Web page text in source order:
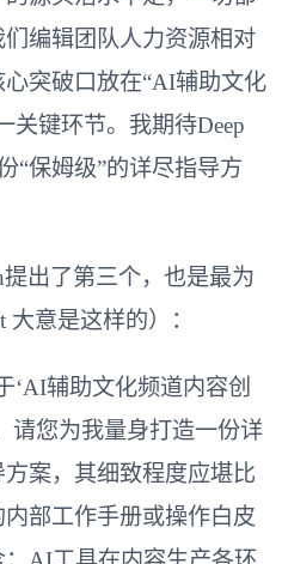
编辑团队人力资源相对
突破口放在“AI辅助文化
关键环节。我期待Deep
“保姆级”的详尽指导方
提出了第三个，也是最为
意是这样的）：
‘AI辅助文化频道内容创
请您为我量身打造一份详
案，其细致程度应堪比
部工作手册或操作白皮